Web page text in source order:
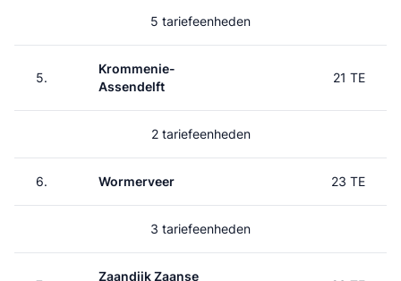
5 tariefeenheden
5.
Krommenie-
Assendelft
21 TE
2 tariefeenheden
6. Wormerveer 23 TE
3 tariefeenheden
Zaandijk Zaanse